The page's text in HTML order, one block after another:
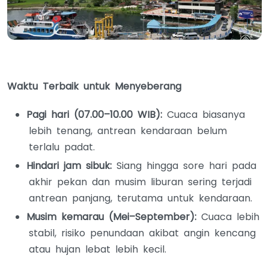
Waktu Terbaik untuk Menyeberang
Pagi hari (07.00–10.00 WIB): Cuaca biasanya
lebih tenang, antrean kendaraan belum
terlalu padat.
Hindari jam sibuk: Siang hingga sore hari pada
akhir pekan dan musim liburan sering terjadi
antrean panjang, terutama untuk kendaraan.
Musim kemarau (Mei–September): Cuaca lebih
stabil, risiko penundaan akibat angin kencang
atau hujan lebat lebih kecil.